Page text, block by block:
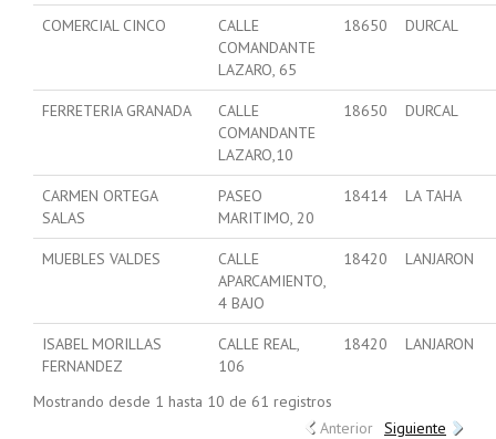
COMERCIAL CINCO
CALLE
COMANDANTE
LAZARO, 65
18650 DURCAL
FERRETERIA GRANADA
CALLE
COMANDANTE
LAZARO,10
18650 DURCAL
CARMEN ORTEGA
SALAS
PASEO
MARITIMO, 20
18414 LA TAHA
MUEBLES VALDES
CALLE
APARCAMIENTO,
4 BAJO
18420 LANJARON
ISABEL MORILLAS
FERNANDEZ
CALLE REAL,
106
18420 LANJARON
Mostrando desde 1 hasta 10 de 61 registros
Anterior Siguiente